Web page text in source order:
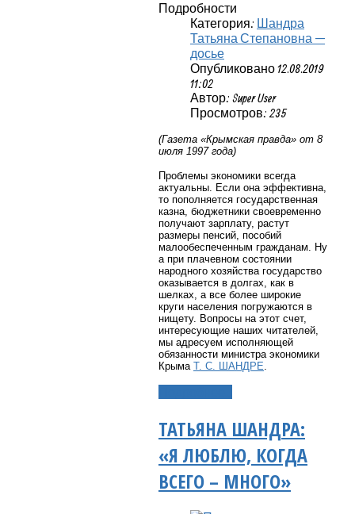
Подробности
Категория: Шандра
Татьяна Степановна —
досье
Опубликовано 12.08.2019
11:02
Автор: Super User
Просмотров: 235
(Газета «Крымская правда» от 8
июля 1997 года)
Проблемы экономики всегда
актуальны. Если она эффективна,
то пополняется государственная
казна, бюджетники своевременно
получают зарплату, растут
размеры пенсий, пособий
малообеспеченным гражданам. Ну
а при плачевном состоянии
народного хозяйства государство
оказывается в долгах, как в
шелках, а все более широкие
круги населения погружаются в
нищету. Вопросы на этот счет,
интересующие наших читателей,
мы адресуем исполняющей
обязанности министра экономики
Крыма Т. С. ШАНДРЕ.
ТАТЬЯНА ШАНДРА:
«Я ЛЮБЛЮ, КОГДА
ВСЕГО – МНОГО»